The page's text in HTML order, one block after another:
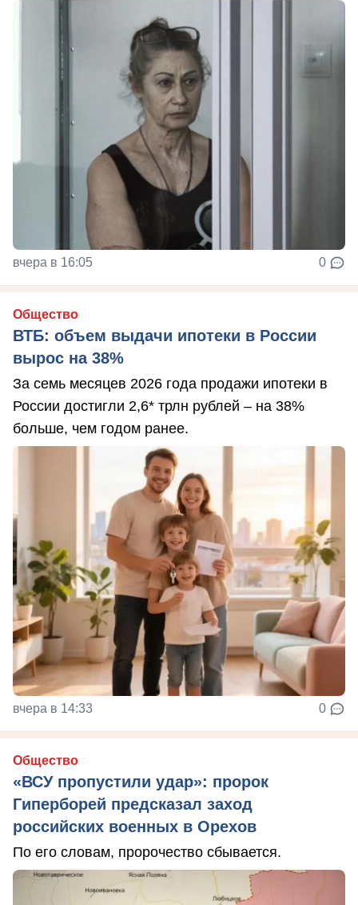
вчера в 16:05 0
Общество
ВТБ: объем выдачи ипотеки в России
вырос на 38%
За семь месяцев 2026 года продажи ипотеки в
России достигли 2,6* трлн рублей – на 38%
больше, чем годом ранее.
вчера в 14:33 0
Общество
«ВСУ пропустили удар»: пророк
Гиперборей предсказал заход
российских военных в Орехов
По его словам, пророчество сбывается.